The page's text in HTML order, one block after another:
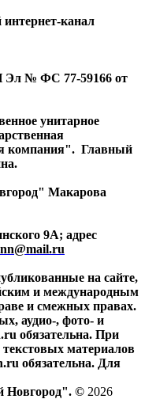
интернет-канал
Эл № ФС 77-59166 от
унитарное
компания". Главный
Макарова
9А; адрес
на сайте,
и международным
и смежных правах.
аудио-, фото- и
обязательна. При
материалов
обязательна. Для
© 2026